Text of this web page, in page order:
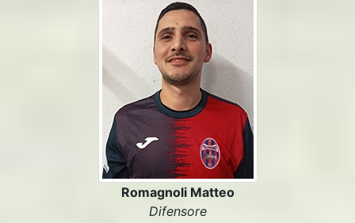
Romagnoli Matteo
Difensore